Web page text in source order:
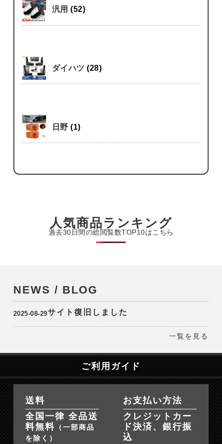
汎用(52)
ダイハツ(28)
日野(1)
人気商品ランキング
過去30日間の総閲覧数TOP10はこちら
NEWS / BLOG
2025-08-29サイト復旧しました
一覧を見る
ご利用ガイド
送料
全国一律 全品送
料無料 （一部商品
を除く）
お支払い方法
クレジットカー
ド決済、銀行振
込